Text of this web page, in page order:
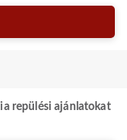
repülési ajánlatokat